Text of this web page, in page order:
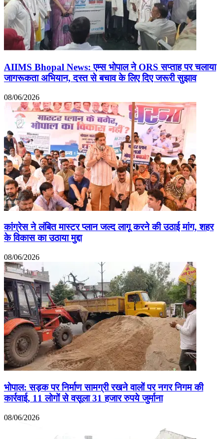
AIIMS Bhopal News: एम्स भोपाल ने ORS सप्ताह पर चलाया
जागरूकता अभियान, दस्त से बचाव के लिए दिए जरूरी सुझाव
08/06/2026
कांग्रेस ने लंबित मास्टर प्लान जल्द लागू करने की उठाई मांग, शहर
के विकास का उठाया मुद्दा
08/06/2026
भोपाल: सड़क पर निर्माण सामग्री रखने वालों पर नगर निगम की
कार्रवाई, 11 लोगों से वसूला 31 हजार रुपये जुर्माना
08/06/2026